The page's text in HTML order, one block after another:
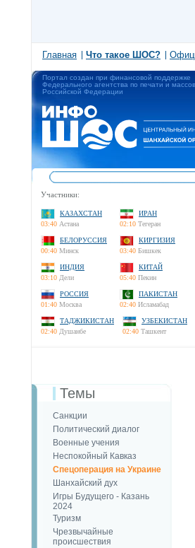
Главная Что такое ШОС?
Портал создан при финансовой поддержке
Федерального агентства по печати и
Российской Федерации
Участники:
КАЗАХСТАН
03:40 Астана
ИРАН
02:10 Тегеран
БЕЛОРУССИЯ
00:40 Минск
КИРГИЗИЯ
03:40 Бишкек
ИНДИЯ
03:10 Дели
КИТАЙ
05:40 Пекин
РОССИЯ
01:40 Москва
ПАКИСТАН
02:40 Исламабад
ТАДЖИКИСТАН
02:40 Душанбе
УЗБЕКИСТАН
02:40 Ташкент
Темы
Санкции
Политический диалог
Военные учения
Неспокойный Кавказ
Спецоперация на Украине
Шанхайский дух
Игры Будущего - Казань
2024
Туризм
Чрезвычайные
происшествия